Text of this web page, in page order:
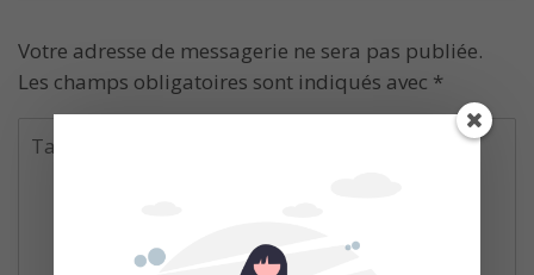
Votre adresse de messagerie ne sera pas publiée.
Les champs obligatoires sont indiqués avec *